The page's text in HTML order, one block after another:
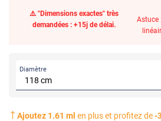
⚠️ "Dimensions exactes" très
demandées : +15j de délai.
Astuce
Diamètre
Ajoutez 1.61 ml en plus et profitez de-